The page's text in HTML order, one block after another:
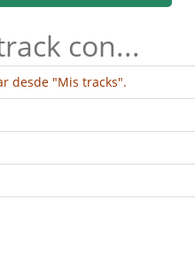
con...
desde "Mis tracks".